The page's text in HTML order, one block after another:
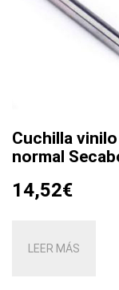
Cuchilla vinilo
normal
14,52€
LEER MÁS